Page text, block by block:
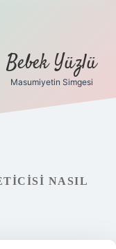
Bebek Yüzlü
Masumiyetin Simgesi
NASIL